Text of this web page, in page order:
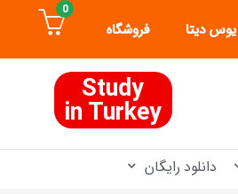
یوس دیتا فروشگاه
0
Study
in Turkey
دانلود رایگان